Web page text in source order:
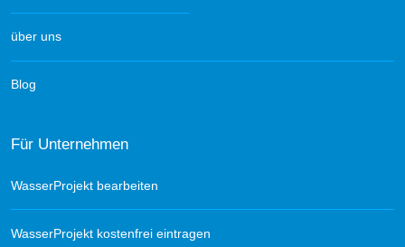
über uns
Blog
Für Unternehmen
WasserProjekt bearbeiten
WasserProjekt kostenfrei eintragen